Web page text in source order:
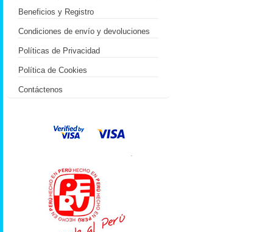
Beneficios y Registro
Condiciones de envío y devoluciones
Políticas de Privacidad
Política de Cookies
Contáctenos
.